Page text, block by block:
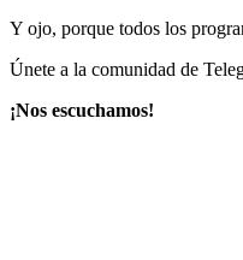
Y ojo, porque todos los
Únete a la comunidad de
¡Nos escuchamos!